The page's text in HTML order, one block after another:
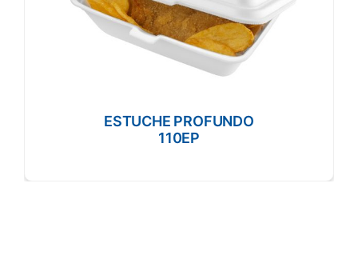
POTE REDONDO 3071 XLG CLEAR
M3071XLGC